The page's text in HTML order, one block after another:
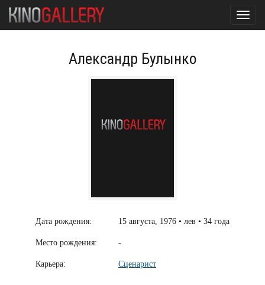
Александр Булынко
Дата рождения: 15 августа, 1976 • лев • 34 года
Место рождения: -
Карьера: Сценарист